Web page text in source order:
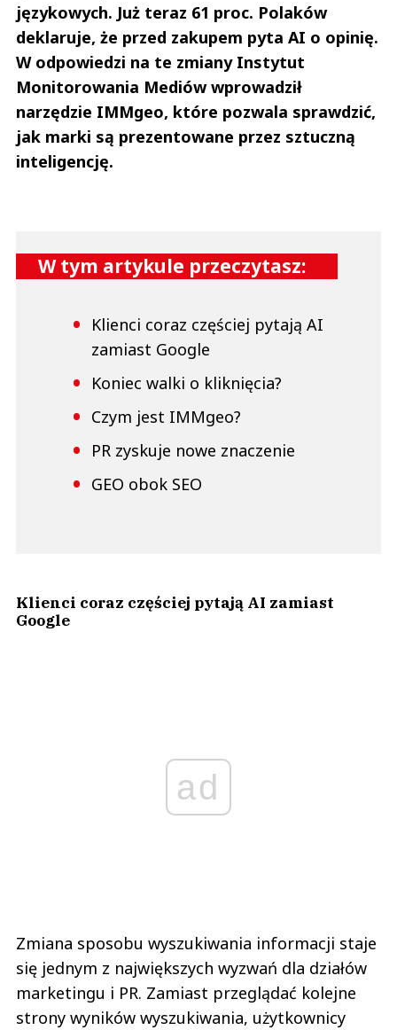
językowych. Już teraz 61 proc. Polaków
deklaruje, że przed zakupem pyta AI o opinię.
W odpowiedzi na te zmiany Instytut
Monitorowania Mediów wprowadził
narzędzie IMMgeo, które pozwala sprawdzić,
jak marki są prezentowane przez sztuczną
inteligencję.
W tym artykule przeczytasz:
Klienci coraz częściej pytają AI
zamiast Google
Koniec walki o kliknięcia?
Czym jest IMMgeo?
PR zyskuje nowe znaczenie
GEO obok SEO
Klienci coraz częściej pytają AI zamiast
Google
ad
Zmiana sposobu wyszukiwania informacji staje
się jednym z największych wyzwań dla działów
marketingu i PR. Zamiast przeglądać kolejne
strony wyników wyszukiwania, użytkownicy